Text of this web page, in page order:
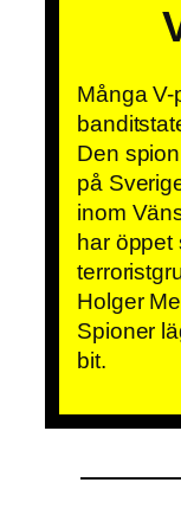
Många
Den
på
inom
har öppet
Holger
Spioner
bit.